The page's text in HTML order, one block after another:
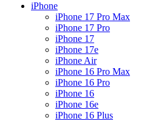
iPhone
iPhone 17 Pro Max
iPhone 17 Pro
iPhone 17
iPhone 17e
iPhone Air
iPhone 16 Pro Max
iPhone 16 Pro
iPhone 16
iPhone 16e
iPhone 16 Plus